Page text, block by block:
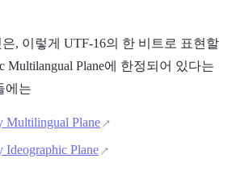
, 이렇게 UTF-16의 한 비트로 표현할
Multilangual Plane에 한정되어 있다는
에는
Multilingual Plane
Ideographic Plane